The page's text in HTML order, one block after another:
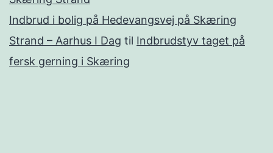
Indbrud i bolig på Hedevangsvej på Skæring
Strand – Aarhus I Dag til Indbrudstyv taget på
fersk gerning i Skæring